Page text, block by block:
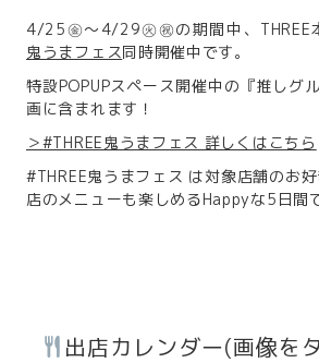
4/25㊎～4/29㊋㊗の期間中、THREE
鬼うまフェス同時開催中です。
特設POPUPスペース開催中の『推しグ
画に含まれます！
＞#THREE鬼うまフェス 詳しくはこちら
#THREE鬼うまフェス は対象店舗のお
店のメニューも楽しめるHappyな5日間
出店カレンダー(画像を